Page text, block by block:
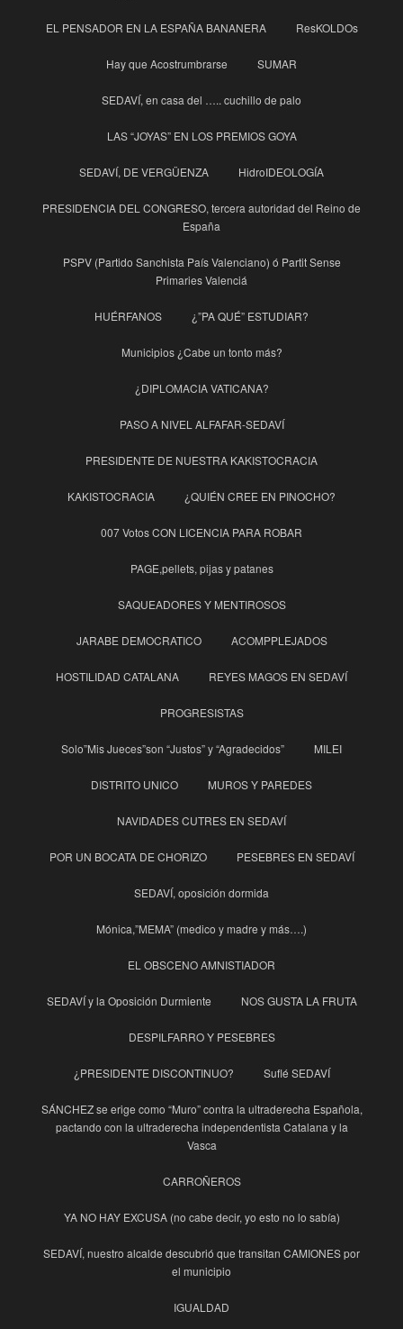
EL PENSADOR EN LA ESPAÑA BANANERA ResKOLDOs
Hay que Acostrumbrarse SUMAR
SEDAVÍ, en casa del ….. cuchillo de palo
LAS “JOYAS” EN LOS PREMIOS GOYA
SEDAVÍ, DE VERGÜENZA HidroIDEOLOGÍA
PRESIDENCIA DEL CONGRESO, tercera autoridad del Reino de
España
PSPV (Partido Sanchista País Valenciano) ó Partit Sense
Primaries Valenciá
HUÉRFANOS ¿”PA QUÉ” ESTUDIAR?
Municipios ¿Cabe un tonto más?
¿DIPLOMACIA VATICANA?
PASO A NIVEL ALFAFAR-SEDAVÍ
PRESIDENTE DE NUESTRA KAKISTOCRACIA
KAKISTOCRACIA ¿QUIÉN CREE EN PINOCHO?
007 Votos CON LICENCIA PARA ROBAR
PAGE,pellets, pijas y patanes
SAQUEADORES Y MENTIROSOS
JARABE DEMOCRATICO ACOMPPLEJADOS
HOSTILIDAD CATALANA REYES MAGOS EN SEDAVÍ
PROGRESISTAS
Solo”Mis Jueces”son “Justos” y “Agradecidos” MILEI
DISTRITO UNICO MUROS Y PAREDES
NAVIDADES CUTRES EN SEDAVÍ
POR UN BOCATA DE CHORIZO PESEBRES EN SEDAVÍ
SEDAVÍ, oposición dormida
Mónica,”MEMA” (medico y madre y más….)
EL OBSCENO AMNISTIADOR
SEDAVÍ y la Oposición Durmiente NOS GUSTA LA FRUTA
DESPILFARRO Y PESEBRES
¿PRESIDENTE DISCONTINUO? Suflé SEDAVÍ
SÁNCHEZ se erige como “Muro” contra la ultraderecha Española,
pactando con la ultraderecha independentista Catalana y la
Vasca
CARROÑEROS
YA NO HAY EXCUSA (no cabe decir, yo esto no lo sabía)
SEDAVÍ, nuestro alcalde descubrió que transitan CAMIONES por
el municipio
IGUALDAD